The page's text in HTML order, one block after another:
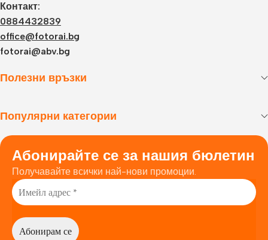
Контакт:
0884432839
office@fotorai.bg
fotorai@abv.bg
Полезни връзки
Популярни категории
Абонирайте се за нашия бюлетин
Получавайте всички най-нови промоции.